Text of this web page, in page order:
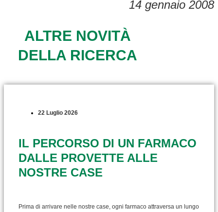
14 gennaio 2008
ALTRE NOVITÀ
DELLA RICERCA
22 Luglio 2026
IL PERCORSO DI UN FARMACO
DALLE PROVETTE ALLE
NOSTRE CASE
Prima di arrivare nelle nostre case, ogni farmaco attraversa un lungo